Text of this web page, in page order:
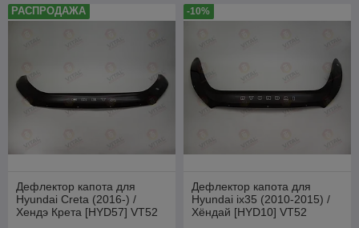
РАСПРОДАЖА
Дефлектор капота для
Hyundai Creta (2016-) /
Хендэ Крета [HYD57] VT52
-10%
Дефлектор капота для
Hyundai ix35 (2010-2015) /
Хёндай [HYD10] VT52